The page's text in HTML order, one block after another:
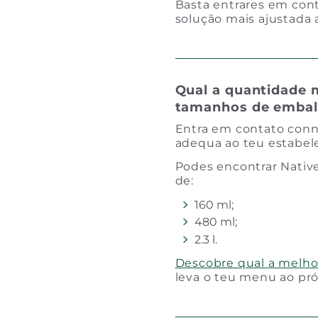
Basta entrares em
solução mais ajustada
Qual a quantidade
tamanhos de
Entra em contato
adequa ao teu
Podes encontrar
de:
160 ml;
480 ml;
2.3 l.
Descobre qual a
leva o teu menu ao